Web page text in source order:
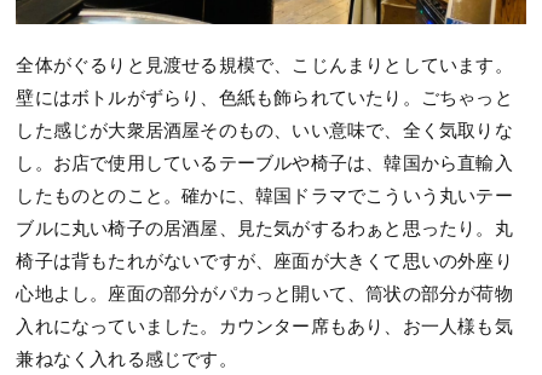
全体がぐるりと見渡せる規模で、こじんまりとしています。
壁にはボトルがずらり、色紙も飾られていたり。ごちゃっと
した感じが大衆居酒屋そのもの、いい意味で、全く気取りな
し。お店で使用しているテーブルや椅子は、韓国から直輸入
したものとのこと。確かに、韓国ドラマでこういう丸いテー
ブルに丸い椅子の居酒屋、見た気がするわぁと思ったり。丸
椅子は背もたれがないですが、座面が大きくて思いの外座り
心地よし。座面の部分がパカっと開いて、筒状の部分が荷物
入れになっていました。カウンター席もあり、お一人様も気
兼ねなく入れる感じです。